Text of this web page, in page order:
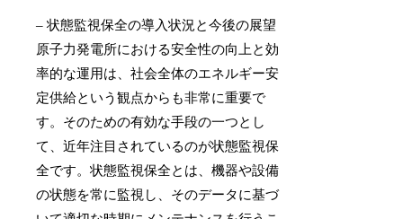
– 状態監視保全の導入状況と今後の展望
原子力発電所における安全性の向上と効
率的な運用は、社会全体のエネルギー安
定供給という観点からも非常に重要で
す。そのための有効な手段の一つとし
て、近年注目されているのが状態監視保
全です。状態監視保全とは、機器や設備
の状態を常に監視し、そのデータに基づ